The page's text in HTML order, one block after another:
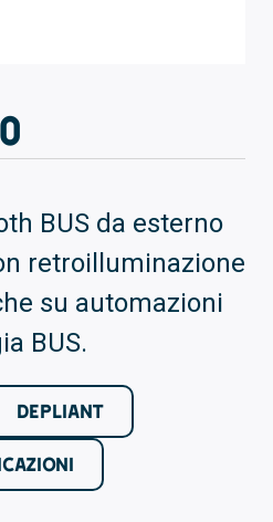
BUS da esterno
retroilluminazione
su automazioni
BUS.
DEPLIANT